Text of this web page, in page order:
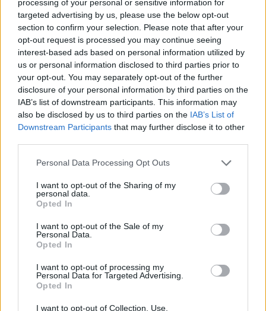
processing of your personal or sensitive information for
targeted advertising by us, please use the below opt-out
section to confirm your selection. Please note that after your
opt-out request is processed you may continue seeing
interest-based ads based on personal information utilized by
us or personal information disclosed to third parties prior to
your opt-out. You may separately opt-out of the further
disclosure of your personal information by third parties on the
IAB’s list of downstream participants. This information may
also be disclosed by us to third parties on the IAB’s List of
Downstream Participants that may further disclose it to other
Personal Data Processing Opt Outs
I want to opt-out of the Sharing of my
personal data.
Opted In
I want to opt-out of the Sale of my
Personal Data.
Opted In
I want to opt-out of processing my
Personal Data for Targeted Advertising.
Opted In
I want to opt-out of Collection, Use,